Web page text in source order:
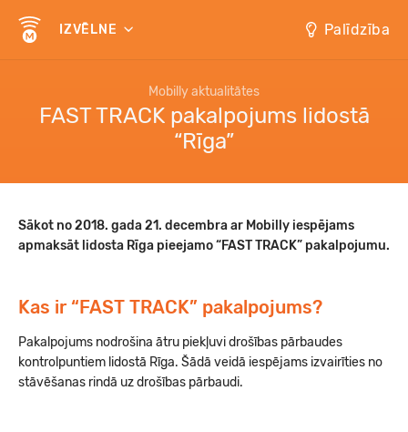
IZVĒLNE Palīdzība
Mobilly aktualitātes
FAST TRACK pakalpojums lidostā
“Rīga”
Sākot no 2018. gada 21. decembra ar Mobilly iespējams
apmaksāt lidosta Rīga pieejamo “FAST TRACK” pakalpojumu.
Kas ir “FAST TRACK” pakalpojums?
Pakalpojums nodrošina ātru piekļuvi drošības pārbaudes
kontrolpuntiem lidostā Rīga. Šādā veidā iespējams izvairīties no
stāvēšanas rindā uz drošības pārbaudi.